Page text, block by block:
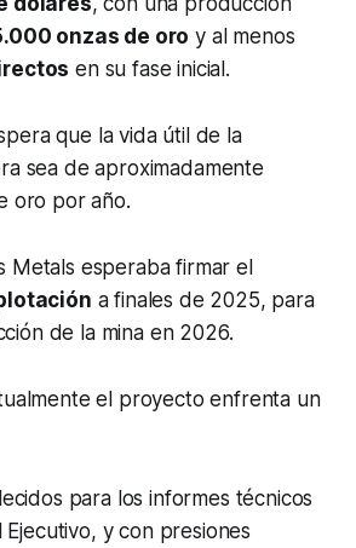
onzas de oro y al menos
en su fase inicial.
que la vida útil de la
sea de aproximadamente
oro por año.
Metals esperaba firmar el
a finales de 2025, para
de la mina en 2026.
el proyecto enfrenta un
para los informes técnicos
y con presiones